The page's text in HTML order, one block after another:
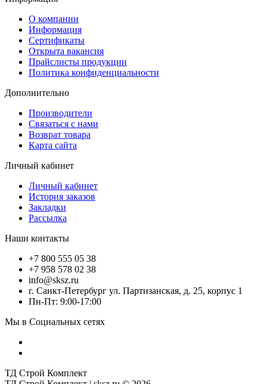
О компании
Информация
Сертификаты
Открыта вакансия
Прайслисты продукции
Политика конфиденциальности
Дополнительно
Производители
Связаться с нами
Возврат товара
Карта сайта
Личный кабинет
Личный кабинет
История заказов
Закладки
Рассылка
Наши контакты
+7 800 555 05 38
+7 958 578 02 38
info@sksz.ru
г. Санкт-Петербург ул. Партизанская, д. 25, корпус 1
Пн-Пт: 9:00-17:00
Мы в Социальных сетях
ТД Строй Комплект